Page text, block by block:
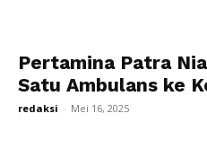
Pertamina Patra
Satu Ambulans ke
redaksi - Mei 16, 2025